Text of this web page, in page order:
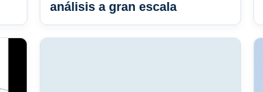
análisis a gran escala